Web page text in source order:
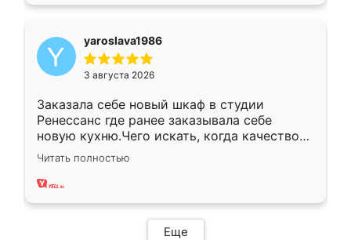
yaroslava1986
3 августа 2026
Заказала себе новый шкаф в студии
Ренессанс где ранее заказывала себе
новую кухню.Чего искать, когда качеством
вполне довольна. Служит кухня уже почти
два года, нареканий нет.
Читать полностью
Еще